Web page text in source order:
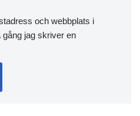
och webbplats i
gång jag skriver en